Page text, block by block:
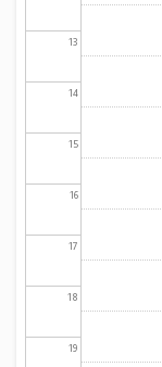
13
14
15
16
17
18
19